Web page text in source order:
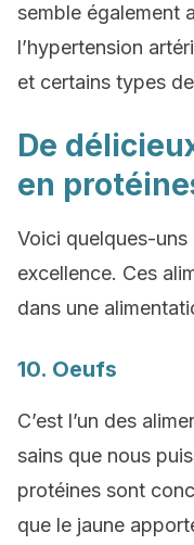
semble également
l’hypertension
et certains types
De
en
Voici quelques-
excellence. Ces
dans une
10. Oeufs
C’est l’un des
sains que nous
protéines sont
que le jaune